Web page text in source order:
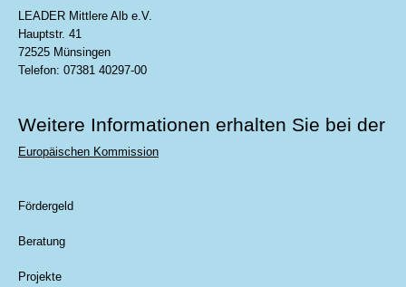
LEADER Mittlere Alb e.V.
Hauptstr. 41
72525 Münsingen
Telefon: 07381 40297-00
Weitere Informationen erhalten Sie bei der
Europäischen Kommission
Fördergeld
Beratung
Projekte